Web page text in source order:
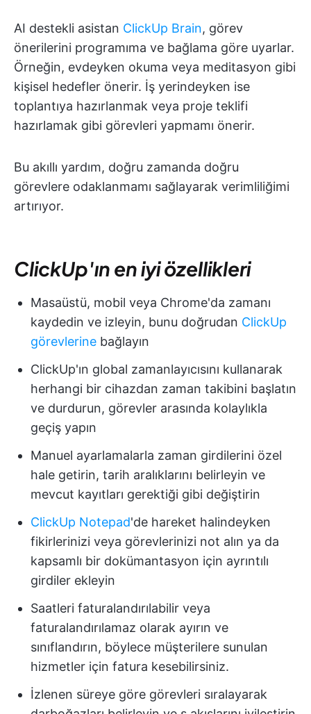
AI destekli asistan ClickUp Brain, görev
önerilerini programıma ve bağlama göre uyarlar.
Örneğin, evdeyken okuma veya meditasyon gibi
kişisel hedefler önerir. İş yerindeyken ise
toplantıya hazırlanmak veya proje teklifi
hazırlamak gibi görevleri yapmamı önerir.
Bu akıllı yardım, doğru zamanda doğru
görevlere odaklanmamı sağlayarak verimliliğimi
artırıyor.
ClickUp'ın en iyi özellikleri
Masaüstü, mobil veya Chrome'da zamanı
kaydedin ve izleyin, bunu doğrudan ClickUp
görevlerine bağlayın
ClickUp'ın global zamanlayıcısını kullanarak
herhangi bir cihazdan zaman takibini başlatın
ve durdurun, görevler arasında kolaylıkla
geçiş yapın
Manuel ayarlamalarla zaman girdilerini özel
hale getirin, tarih aralıklarını belirleyin ve
mevcut kayıtları gerektiği gibi değiştirin
ClickUp Notepad'de hareket halindeyken
fikirlerinizi veya görevlerinizi not alın ya da
kapsamlı bir dokümantasyon için ayrıntılı
girdiler ekleyin
Saatleri faturalandırılabilir veya
faturalandırılamaz olarak ayırın ve
sınıflandırın, böylece müşterilere sunulan
hizmetler için fatura kesebilirsiniz.
İzlenen süreye göre görevleri sıralayarak